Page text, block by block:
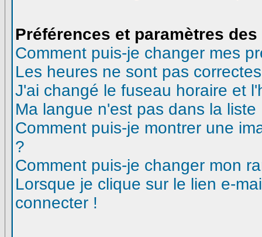
Préférences et paramètres
Comment puis-je changer mes
Les heures ne sont pas
J'ai changé le fuseau horaire et
Ma langue n'est pas dans la liste
Comment puis-je montrer une
?
Comment puis-je changer mon
Lorsque je clique sur le lien e-
connecter !